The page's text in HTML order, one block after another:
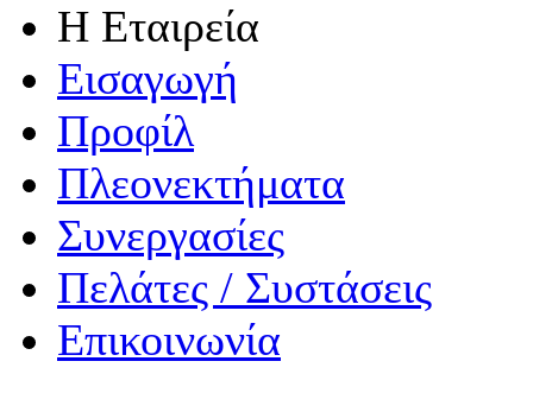
Η Εταιρεία
Εισαγωγή
Προφίλ
Πλεονεκτήματα
Συνεργασίες
Πελάτες / Συστάσεις
Επικοινωνία